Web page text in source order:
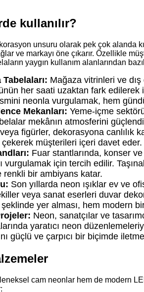
kullanılır?
unsuru olarak pek çok alanda
ve markayı öne çıkarır. Özellikle
yaygın kullanım alanlarından
Mağaza vitrinleri ve dış
her saati uzaktan fark
neonla vurgulamak, hem
Mekanları: Yeme-içme
mekânın atmosferini
figürler, dekorasyona canlılık
müşterileri içeri davet eder.
Fuar stantlarında, konser
vurgulamak için tercih edilir.
renkli bir ambiyans katar.
Son yıllarda neon ışıklar ev ve
veya sanat eserleri duvar
yer alması, hem modern
Neon, sanatçılar ve
yaratıcı neon
güçlü ve çarpıcı bir biçimde
cam neonlar hem de modern